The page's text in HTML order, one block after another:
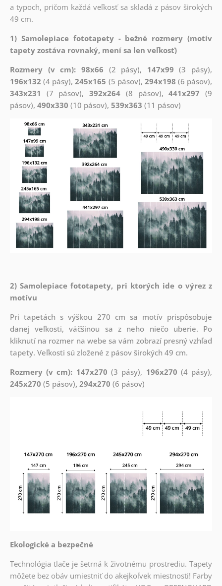
a typoch, pričom každá veľkosť sa skladá z pásov širokých
49 cm.
1) Samolepiace fototapety - bežné rozmery (motív
tapety zostáva rovnaký, mení sa len veľkosť)
Rozmery (v cm): 98x66 (2 pásy), 147x99 (3 pásy),
196x132 (4 pásy),245x165 (5 pásov), 294x198 (6 pásov),
343x231
(7 pásov),392x264 (8 pásov),441x297 (9
pásov), 490x330 (10 pásov), 539x363 (11 pásov)
2) Samolepiace fototapety, pri ktorých ide o výrez z
motívu
Pri tapetách s výškou 270 cm sa motív prispôsobuje
danej veľkosti, väčšinou sa z neho niečo uberie. Po
kliknutí na rozmer na webe sa vám zobrazí presný vzhľad
tapety. Veľkosti sú zložené z pásov širokých 49 cm.
Rozmery (v cm): 147x270 (3 pásy), 196x270 (4 pásy),
245x270 (5 pásov), 294x270 (6 pásov)
Ekologické a bezpečné
Technológia tlače je šetrná k životnému prostrediu. Tapety
môžete bez obáv umiestniť do akejkoľvek miestnosti! Farby